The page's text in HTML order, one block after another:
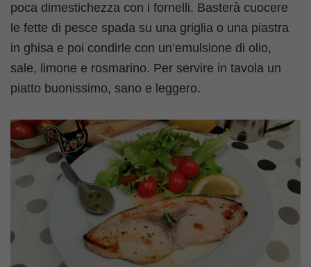
poca dimestichezza con i fornelli. Basterà cuocere
le fette di pesce spada su una griglia o una piastra
in ghisa e poi condirle con un’emulsione di olio,
sale, limone e rosmarino. Per servire in tavola un
piatto buonissimo, sano e leggero.